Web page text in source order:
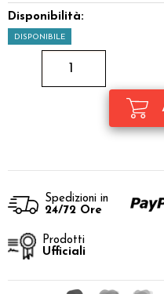
Disponibilità:
DISPONIBILE
Spedizioni in
24/72 Ore
Prodotti
Ufficiali